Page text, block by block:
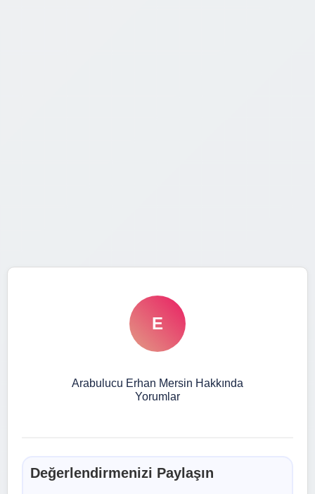
E
Arabulucu Erhan Mersin Hakkında
Yorumlar
Değerlendirmenizi Paylaşın